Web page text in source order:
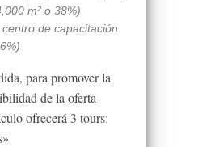
m² o 38%)
centro de capacitación
para promover la
de la oferta
ofrecerá 3 tours: